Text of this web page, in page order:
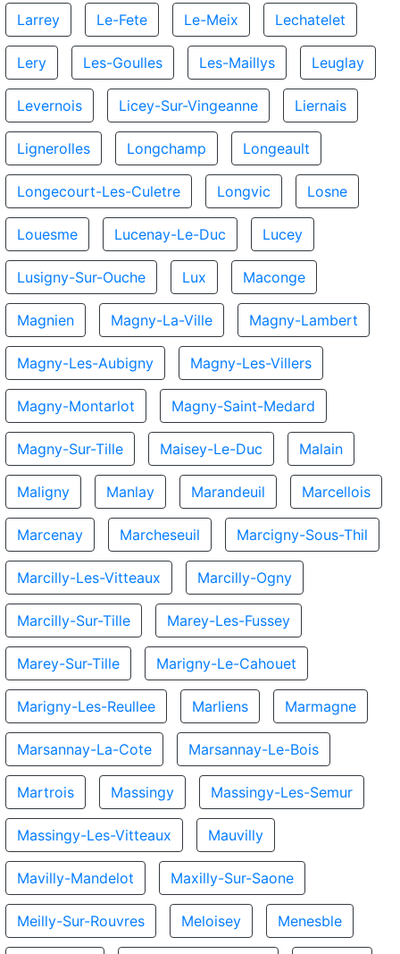
Larrey Le-Fete Le-Meix Lechatelet
Lery Les-Goulles Les-Maillys Leuglay
Levernois Licey-Sur-Vingeanne Liernais
Lignerolles Longchamp Longeault
Longecourt-Les-Culetre Longvic Losne
Louesme Lucenay-Le-Duc Lucey
Lusigny-Sur-Ouche Lux Maconge
Magnien Magny-La-Ville Magny-Lambert
Magny-Les-Aubigny Magny-Les-Villers
Magny-Montarlot Magny-Saint-Medard
Magny-Sur-Tille Maisey-Le-Duc Malain
Maligny Manlay Marandeuil Marcellois
Marcenay Marcheseuil Marcigny-Sous-Thil
Marcilly-Les-Vitteaux Marcilly-Ogny
Marcilly-Sur-Tille Marey-Les-Fussey
Marey-Sur-Tille Marigny-Le-Cahouet
Marigny-Les-Reullee Marliens Marmagne
Marsannay-La-Cote Marsannay-Le-Bois
Martrois Massingy Massingy-Les-Semur
Massingy-Les-Vitteaux Mauvilly
Mavilly-Mandelot Maxilly-Sur-Saone
Meilly-Sur-Rouvres Meloisey Menesble